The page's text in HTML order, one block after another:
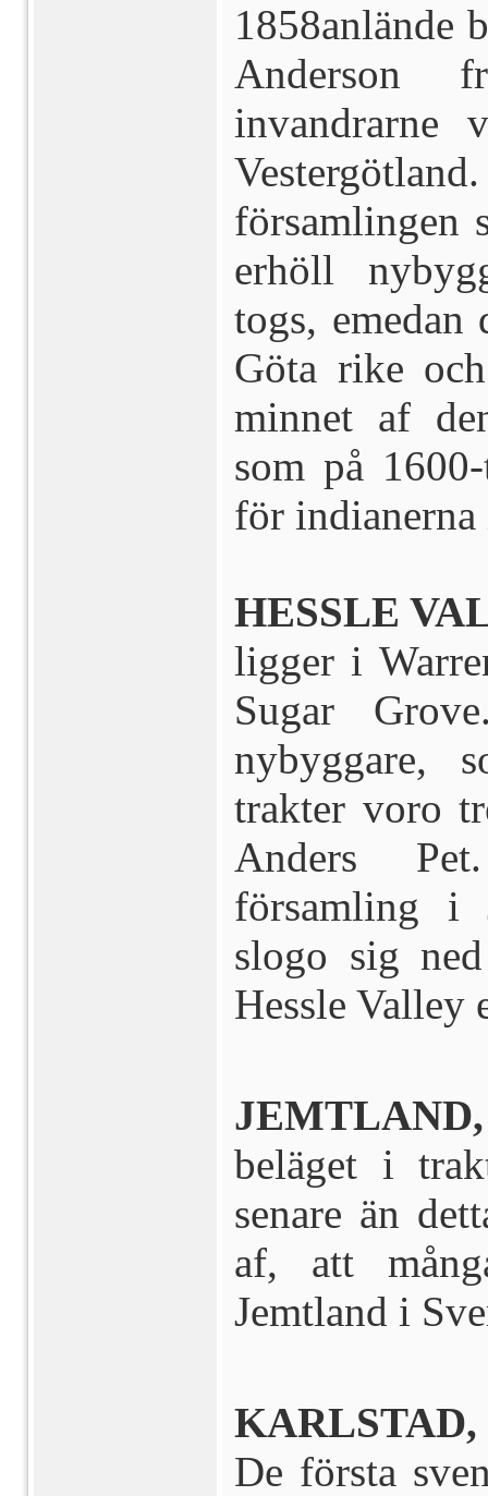
1858anlände
Anderson
invandrarne
församlingen
erhöll
togs,
Göta rike
minnet af
som på
för
HESSLE
ligger i
Sugar
nybyggare,
trakter voro
Anders
församling i
slogo sig
Hessle Valley
beläget i
senare än
af, att
Jemtland i
De första